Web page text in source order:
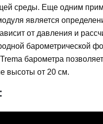
среды. Еще одним
является
от давления и
барометрической
барометра
высоты от 20 см.